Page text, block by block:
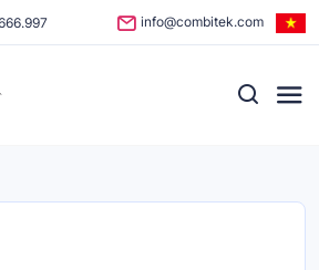
info@combitek.com